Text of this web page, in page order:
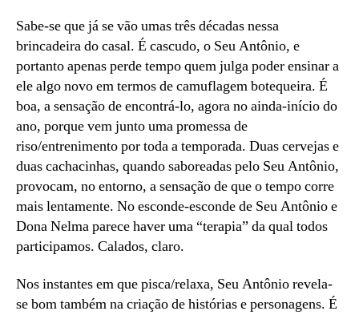
Sabe-se que já se vão umas três décadas nessa
brincadeira do casal. É cascudo, o Seu Antônio, e
portanto apenas perde tempo quem julga poder ensinar a
ele algo novo em termos de camuflagem botequeira. É
boa, a sensação de encontrá-lo, agora no ainda-início do
ano, porque vem junto uma promessa de
riso/entrenimento por toda a temporada. Duas cervejas e
duas cachacinhas, quando saboreadas pelo Seu Antônio,
provocam, no entorno, a sensação de que o tempo corre
mais lentamente. No esconde-esconde de Seu Antônio e
Dona Nelma parece haver uma “terapia” da qual todos
participamos. Calados, claro.
Nos instantes em que pisca/relaxa, Seu Antônio revela-
se bom também na criação de histórias e personagens. É